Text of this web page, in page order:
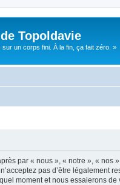
Topoldavie
un corps fini. À la fin, ça fait zéro. »
par « nous », « notre », «
pas d’être
moment et nous essaierons